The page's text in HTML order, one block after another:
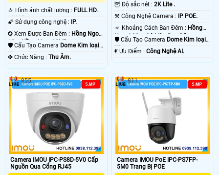
🔆 Hình ảnh chất lượng : FULL HD
1080P .
🌠 Sử dụng công nghệ :
IP.
✪ Xem Được Ban Đêm : Hồng Ngoại
10m Hồng Ngoại SMD.
🛡 Cấu Tạo Camera Dome Kim loại +
Nhựa.
️✤ Chức Năng : Thu Âm.
🦉 Độ sắc nét :2K Lite .
⚒ Công Nghệ Camera : IP POE.
🔅 Khoảng Cách Ban Đêm : Hồng
Ngoại 30m Có Màu Ban Ðêm.
🛡 Cấu Tạo Camera Dome Kim loại +
Nhựa.
️₤ Ưu Điểm :Công Nghệ AI.
Camera IMOU IPC-PS8D-5V0 Cấp
Nguồn Qua Cổng RJ45
855
Camera IMOU PoE IPC-PS7FP-
5M0 Trang Bị POE
811